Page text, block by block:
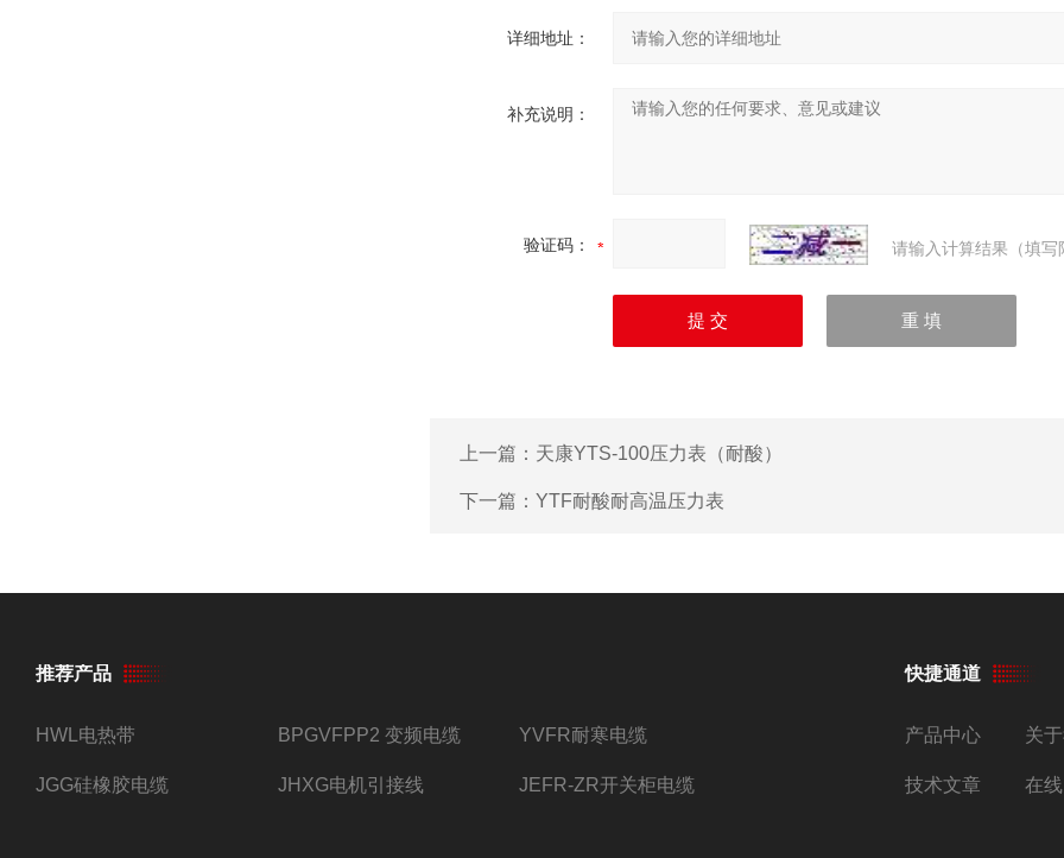
度计、温度变送器、压力表、压力变送器、液位计、液位变送器、流
缆、计算机电缆、交联电缆、补偿电缆、仪表信号电缆、阻燃电缆、
剂、颗粒、胶囊和医疗器械等；公司同时生产管阀件、电缆桥架、钢
体系认证、GB/T28001—2001职业健康安全管理体系认证及
详细地址：
补充说明：
验证码： 请输入计算结果（填
上一篇： 天康YTS-100压力表（耐酸）
下一篇： YTF耐酸耐高温压力表
推荐产品
HWL电热带 BPGVFPP2 变频电缆 YVFR耐寒电缆
JGG硅橡胶电缆 JHXG电机引接线 JEFR-ZR开关柜电缆
快捷通道
产品中心 关
技术文章 在